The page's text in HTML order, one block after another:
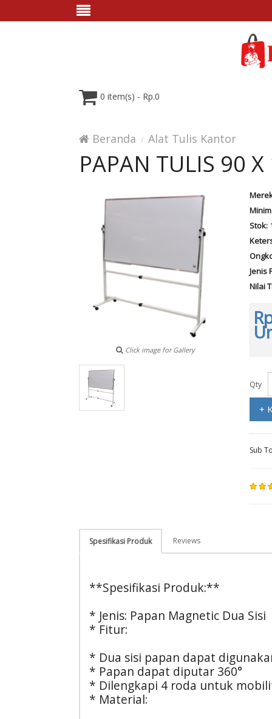
0 item(s) - Rp.0
Beranda Alat Tulis Kantor
PAPAN TULIS 90
Click image for Gallery
Stok:
Jenis
Nilai
Qty
+
Sub
Spesifikasi Produk Reviews
**Spesifikasi Produk:**
* Jenis: Papan Magnetic Dua Sisi
* Fitur:
* Dua sisi papan dapat
* Papan dapat diputar 360°
* Dilengkapi 4 roda untuk
* Material: